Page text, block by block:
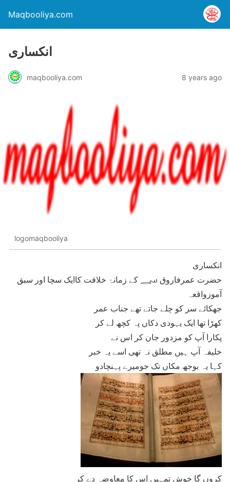
Maqbooliya.com
انکساری
maqbooliya.com 8 years ago
logomaqbooliya
انکساری
حضرت عمرفاروق ؄ کے زمانۂ خلافت کاایک سچا اور سبق
آموزواقعہ
جھکائے سر کو چلے جاتے تھے جناب عمر
کھڑا تھا ایک یہودی دکاں پہ کچھ لے کر
پکارا آپ کو مزدور جان کر اس نے
خلیفہ آپ ہیں مطلق نہ تھی اسے یہ خبر
کہا یہ بوجھ مکاں تک جومیرے پہنچادو
کروں گا خوش تمہیں اس کا معاوضہ دے کر